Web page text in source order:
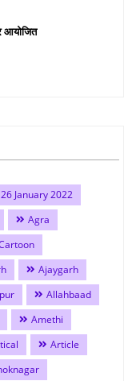
आयोजित
January 2022
Agra
Ajaygarh
Allahbaad
Amethi
Article